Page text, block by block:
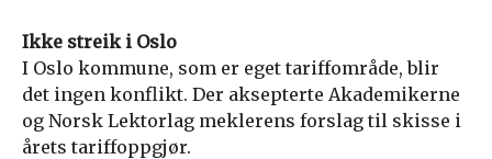
Ikke streik i Oslo
I Oslo kommune, som er eget tariffområde, blir
det ingen konflikt. Der aksepterte Akademikerne
og Norsk Lektorlag meklerens forslag til skisse i
årets tariffoppgjør.